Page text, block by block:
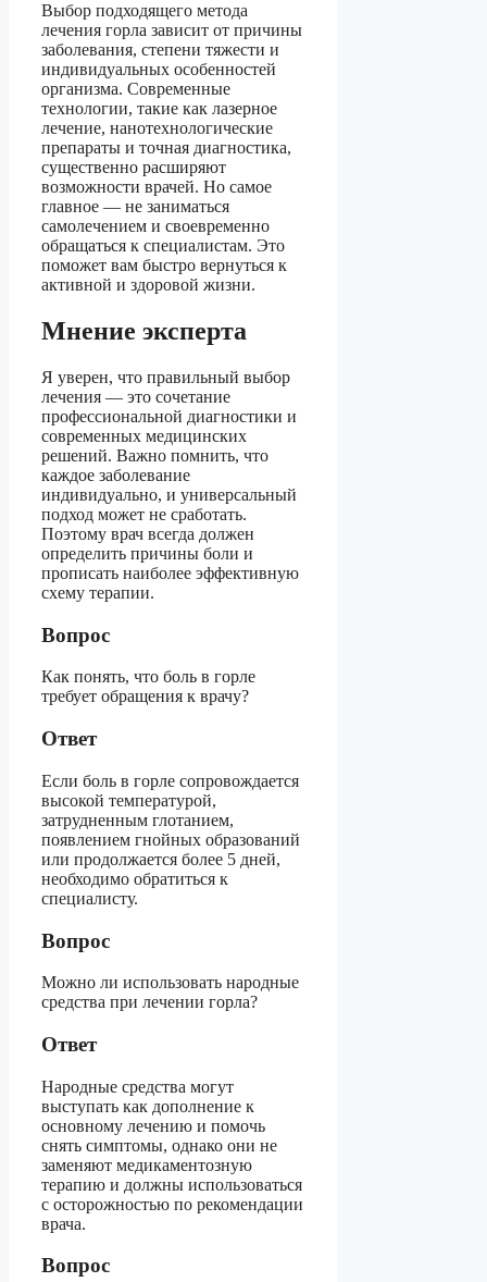
Выбор подходящего метода
лечения горла зависит от причины
заболевания, степени тяжести и
индивидуальных особенностей
организма. Современные
технологии, такие как лазерное
лечение, нанотехнологические
препараты и точная диагностика,
существенно расширяют
возможности врачей. Но самое
главное — не заниматься
самолечением и своевременно
обращаться к специалистам. Это
поможет вам быстро вернуться к
активной и здоровой жизни.
Мнение эксперта
Я уверен, что правильный выбор
лечения — это сочетание
профессиональной диагностики и
современных медицинских
решений. Важно помнить, что
каждое заболевание
индивидуально, и универсальный
подход может не сработать.
Поэтому врач всегда должен
определить причины боли и
прописать наиболее эффективную
схему терапии.
Вопрос
Как понять, что боль в горле
требует обращения к врачу?
Ответ
Если боль в горле сопровождается
высокой температурой,
затрудненным глотанием,
появлением гнойных образований
или продолжается более 5 дней,
необходимо обратиться к
специалисту.
Вопрос
Можно ли использовать народные
средства при лечении горла?
Ответ
Народные средства могут
выступать как дополнение к
основному лечению и помочь
снять симптомы, однако они не
заменяют медикаментозную
терапию и должны использоваться
с осторожностью по рекомендации
врача.
Вопрос